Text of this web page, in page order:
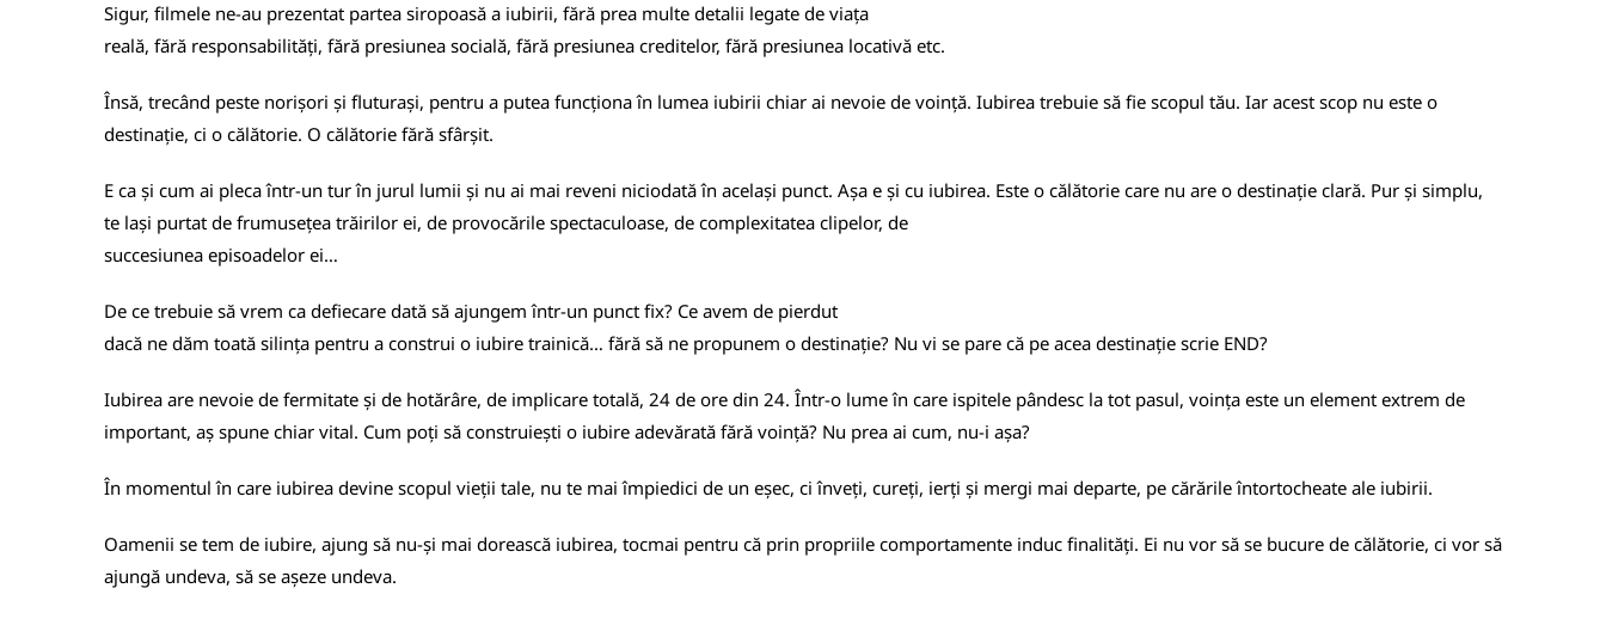
Sigur, filmele ne-au prezentat partea siropoasă a iubirii, fără prea multe detalii legate de viața
reală, fără responsabilități, fără presiunea socială, fără presiunea creditelor, fără presiunea locativă etc.
Însă, trecând peste norișori și fluturași, pentru a putea funcționa în lumea iubirii chiar ai nevoie de voință. Iubirea trebuie să fie scopul tău. Iar acest scop nu este o
destinație, ci o călătorie. O călătorie fără sfârșit.
E ca și cum ai pleca într-un tur în jurul lumii și nu ai mai reveni niciodată în același punct. Așa e și cu iubirea. Este o călătorie care nu are o destinație clară. Pur și simplu,
te lași purtat de frumusețea trăirilor ei, de provocările spectaculoase, de complexitatea clipelor, de
succesiunea episoadelor ei…
De ce trebuie să vrem ca defiecare dată să ajungem într-un punct fix? Ce avem de pierdut
dacă ne dăm toată silința pentru a construi o iubire trainică… fără să ne propunem o destinație? Nu vi se pare că pe acea destinație scrie END?
Iubirea are nevoie de fermitate și de hotărâre, de implicare totală, 24 de ore din 24. Într-o lume în care ispitele pândesc la tot pasul, voința este un element extrem de
important, aș spune chiar vital. Cum poți să construiești o iubire adevărată fără voință? Nu prea ai cum, nu-i așa?
În momentul în care iubirea devine scopul vieții tale, nu te mai împiedici de un eșec, ci înveți, cureți, ierți și mergi mai departe, pe cărările întortocheate ale iubirii.
Oamenii se tem de iubire, ajung să nu-și mai dorească iubirea, tocmai pentru că prin propriile comportamente induc finalități. Ei nu vor să se bucure de călătorie, ci vor să
ajungă undeva, să se așeze undeva.